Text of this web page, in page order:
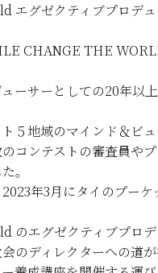
エグゼクティブプロデュ
CHANGE THE
ーサーとしての20年以
５地域のマインド＆ビ
コンテストの審査員や
。
年3月にタイのプーケ
のエグゼクティブプロデ
のディレクターへの道